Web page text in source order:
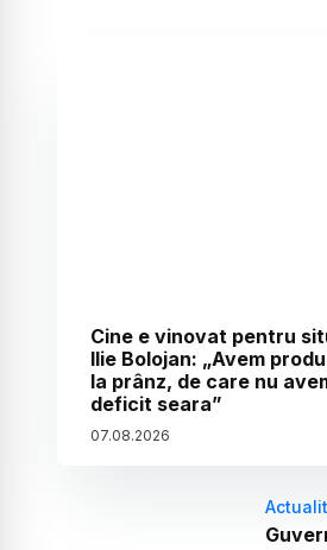
Cine e vinovat pentru
Ilie Bolojan: „Avem
la prânz, de care nu
deficit seara”
07.08.2026